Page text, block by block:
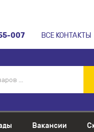
007 ВСЕ КОНТАКТЫ
Вакансии